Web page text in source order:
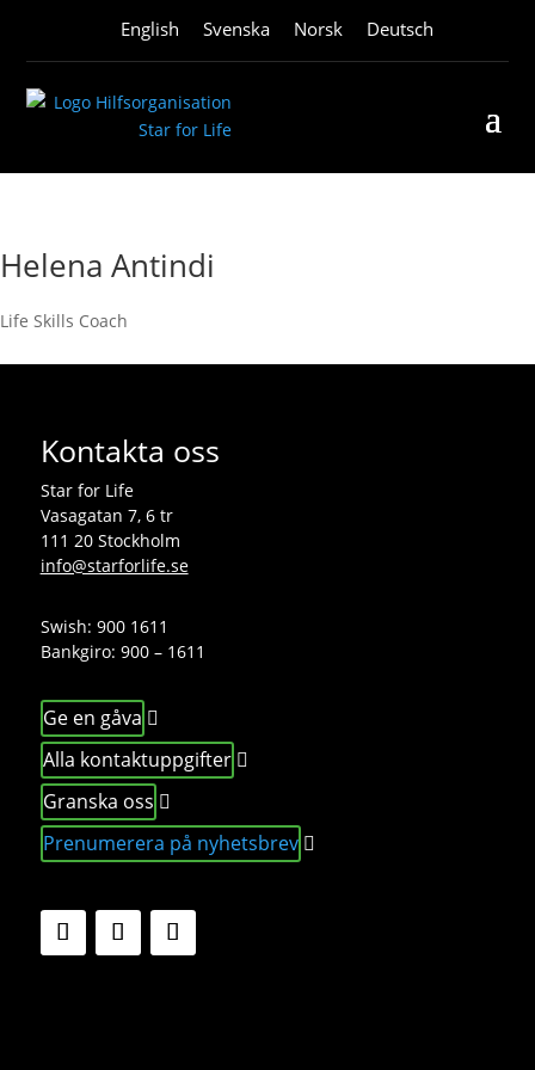
English Svenska Norsk Deutsch
Helena Antindi
Life Skills Coach
Kontakta oss
Star for Life
Vasagatan 7, 6 tr
111 20 Stockholm
info@starforlife.se
Swish: 900 1611
Bankgiro: 900 – 1611
Ge en gåva
Alla kontaktuppgifter
Granska oss
Prenumerera på nyhetsbrev